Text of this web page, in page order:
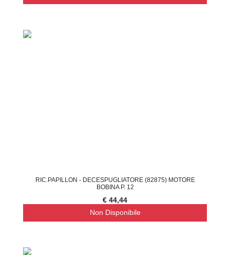
RIC.PAPILLON - DECESPUGLIATORE (82875) MOTORE
BOBINA P. 12
€ 44,44
Non Disponibile